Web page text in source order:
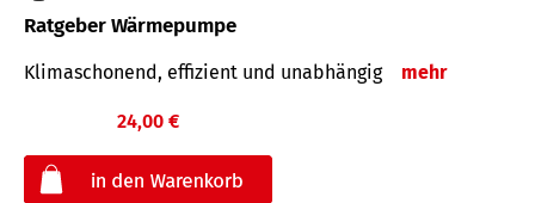
Ratgeber Wärmepumpe
Klimaschonend, effizient und unabhängig mehr
24,00 €